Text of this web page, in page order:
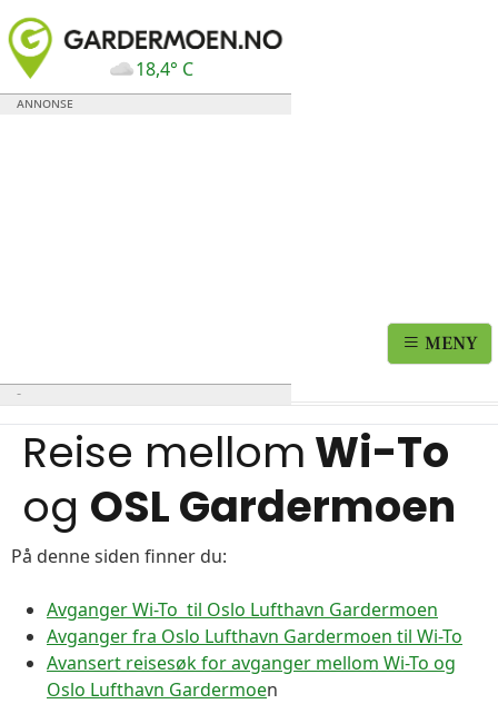
18,4° C
MENY
Reise mellom Wi-To
og OSL Gardermoen
På denne siden finner du:
Avganger Wi-To til Oslo Lufthavn Gardermoen
Avganger fra Oslo Lufthavn Gardermoen til Wi-To
Avansert reisesøk for avganger mellom Wi-To og
Oslo Lufthavn Gardermoen